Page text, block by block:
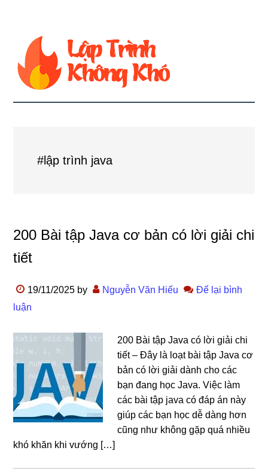
#lập trình java
200 Bài tập Java cơ bản có lời giải chi
tiết
19/11/2025 by Nguyễn Văn Hiếu
Để lại bình
luận
200 Bài tập Java có lời giải chi
tiết – Đây là loạt bài tập Java cơ
bản có lời giải dành cho các
bạn đang học Java. Việc làm
các bài tập java có đáp án này
giúp các bạn học dễ dàng hơn
cũng như không gặp quá nhiều
khó khăn khi vướng […]